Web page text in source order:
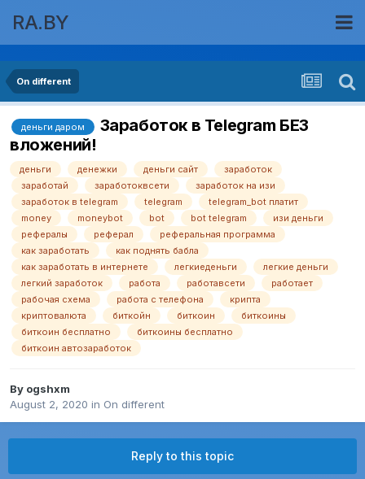
RA.BY
On different
деньги даром
Заработок в Telegram БЕЗ
вложений!
деньги денежки деньги сайт
заработок
заработай
заработоквсети
заработок на изи
заработок в telegram
telegram
telegram_bot платит
money
moneybot bot bot telegram
изи деньги
рефералы
реферал
реферальная программа
как заработать
как поднять бабла
как заработать в интернете
легкиеденьги
легкие деньги
легкий заработок
работа работавсети
работает
рабочая схема
работа с телефона
крипта
криптовалюта
биткойн биткоин
биткоины
биткоин бесплатно
биткоины бесплатно
биткоин автозаработок
By ogshxm
August 2, 2020 in On different
Reply to this topic